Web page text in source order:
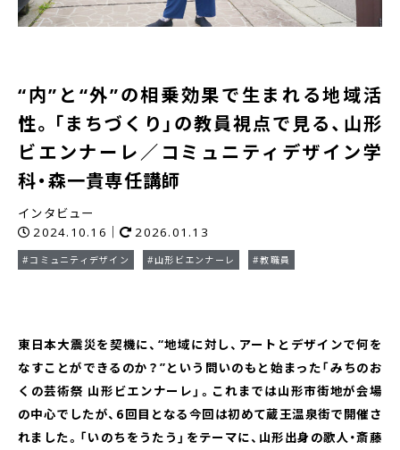
“内”と“外”の相乗効果で生まれる地域活
性。「まちづくり」の教員視点で見る、山形
ビエンナーレ／コミュニティデザイン学
科・森一貴専任講師
インタビュー
2024.10.16｜
2026.01.13
#コミュニティデザイン #山形ビエンナーレ #教職員
東日本大震災を契機に、“地域に対し、アートとデザインで何を
なすことができるのか？”という問いのもと始まった「みちのお
くの芸術祭 山形ビエンナーレ」。これまでは山形市街地が会場
の中心でしたが、6回目となる今回は初めて蔵王温泉街で開催さ
れました。「いのちをうたう」をテーマに、山形出身の歌人・斎藤